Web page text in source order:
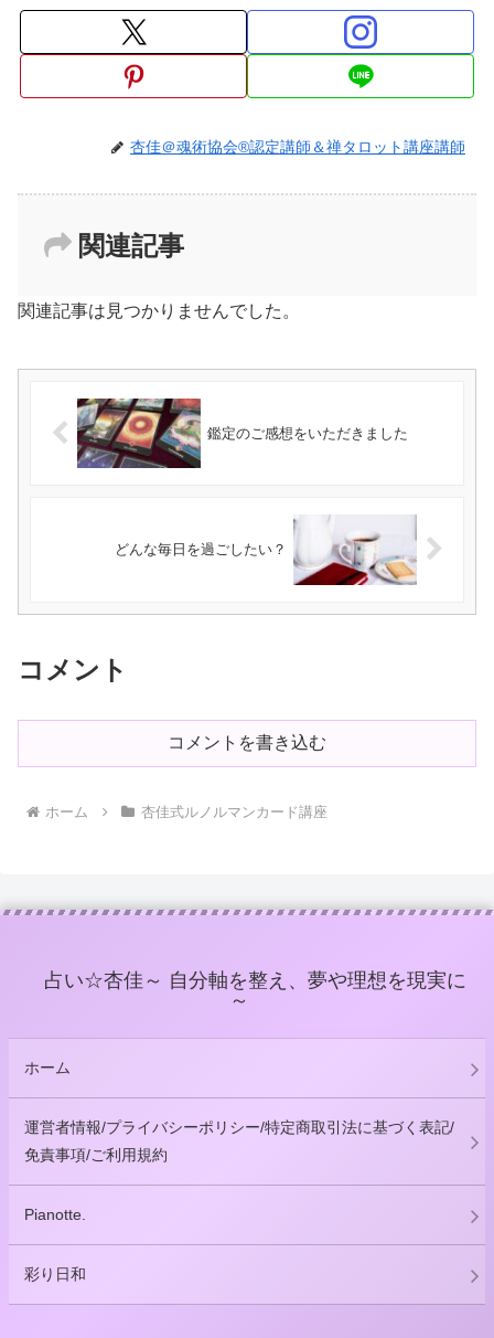
杏佳＠魂術協会®認定講師＆禅タロット講座講師
関連記事
関連記事は見つかりませんでした。
鑑定のご感想をいただきました
どんな毎日を過ごしたい？
コメント
コメントを書き込む
ホーム 杏佳式ルノルマンカード講座
占い☆杏佳～ 自分軸を整え、夢や理想を現実に
～
ホーム
運営者情報/プライバシーポリシー/特定商取引法に基づく表記/
免責事項/ご利用規約
Pianotte.
彩り日和